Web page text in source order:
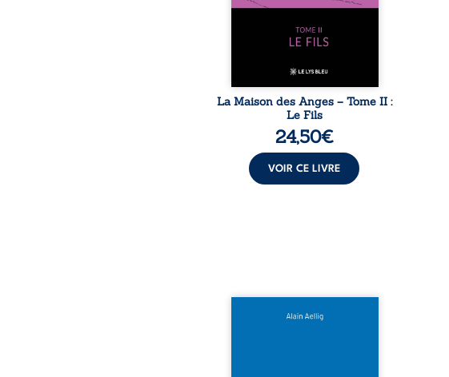
puissance de Gauthier. Mais
comment dompter cet enfant
avant qu’il ...
La Maison des Anges – Tome II :
Le Fils
24,50€
VOIR CE LIVRE
Et si le naufrage n’avait pas